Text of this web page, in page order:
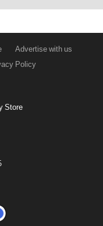
Advertise with us
Policy